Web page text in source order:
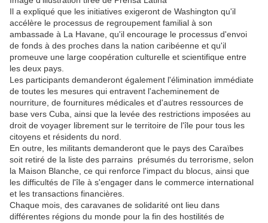
Il a expliqué que les initiatives exigeront de Washington qu'il
accélère le processus de regroupement familial à son
ambassade à La Havane, qu'il encourage le processus d'envoi
de fonds à des proches dans la nation caribéenne et qu'il
promeuve une large coopération culturelle et scientifique entre
les deux pays.
Les participants demanderont également l'élimination immédiate
de toutes les mesures qui entravent l'acheminement de
nourriture, de fournitures médicales et d'autres ressources de
base vers Cuba, ainsi que la levée des restrictions imposées au
droit de voyager librement sur le territoire de l'île pour tous les
citoyens et résidents du nord.
En outre, les militants demanderont que le pays des Caraïbes
soit retiré de la liste des parrains présumés du terrorisme, selon
la Maison Blanche, ce qui renforce l'impact du blocus, ainsi que
les difficultés de l'île à s'engager dans le commerce international
et les transactions financières.
Chaque mois, des caravanes de solidarité ont lieu dans
différentes régions du monde pour la fin des hostilités de